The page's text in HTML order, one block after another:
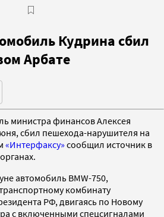
Кудрина сбил
Арбате
министра финансов Алексея
сбил пешехода-нарушителя на
«Интерфаксу» сообщил источник в
автомобиль BMW-750,
комбинату
РФ, двигаясь по Новому
с включенными спецсигналами